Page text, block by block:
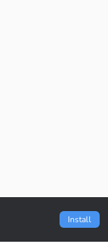
Install